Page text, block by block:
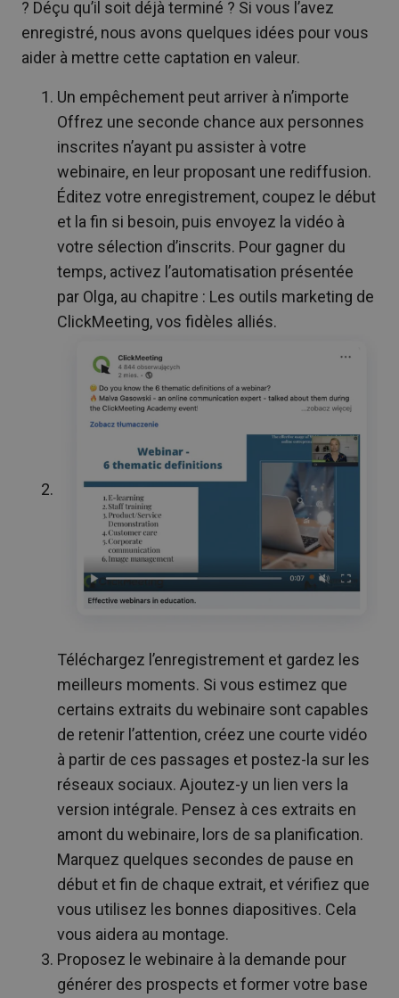
? Déçu qu’il soit déjà terminé ? Si vous l’avez
enregistré, nous avons quelques idées pour vous
aider à mettre cette captation en valeur.
Un empêchement peut arriver à n’importe
Offrez une seconde chance aux personnes
inscrites n’ayant pu assister à votre
webinaire, en leur proposant une rediffusion.
Éditez votre enregistrement, coupez le début
et la fin si besoin, puis envoyez la vidéo à
votre sélection d’inscrits. Pour gagner du
temps, activez l’automatisation présentée
par Olga, au chapitre : Les outils marketing de
ClickMeeting, vos fidèles alliés.
Téléchargez l’enregistrement et gardez les
meilleurs moments. Si vous estimez que
certains extraits du webinaire sont capables
de retenir l’attention, créez une courte vidéo
à partir de ces passages et postez-la sur les
réseaux sociaux. Ajoutez-y un lien vers la
version intégrale. Pensez à ces extraits en
amont du webinaire, lors de sa planification.
Marquez quelques secondes de pause en
début et fin de chaque extrait, et vérifiez que
vous utilisez les bonnes diapositives. Cela
vous aidera au montage.
Proposez le webinaire à la demande pour
générer des prospects et former votre base